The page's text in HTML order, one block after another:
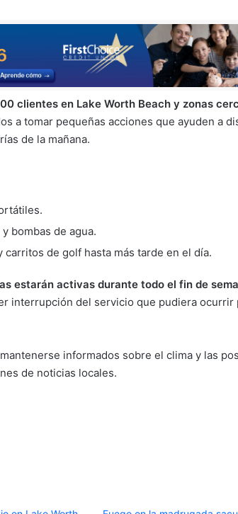
clientes en Lake Worth Beach y zonas
a tomar pequeñas acciones que ayuden a
de la mañana.
bombas de agua.
de golf hasta más tarde en el día.
estarán activas durante todo el fin de
interrupción del servicio que pudiera ocurrir
informados sobre el clima y las
de noticias locales.